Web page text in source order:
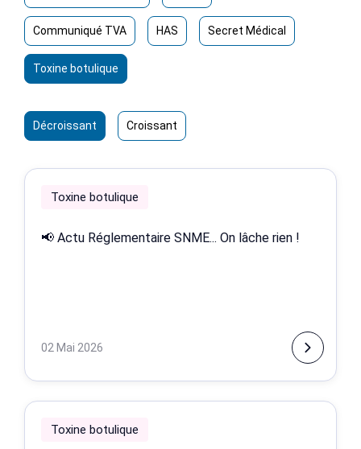
Communiqué TVA HAS Secret Médical
Toxine botulique
Décroissant Croissant
Toxine botulique
📢 Actu Réglementaire SNME... On lâche rien !
02 Mai 2026
Toxine botulique